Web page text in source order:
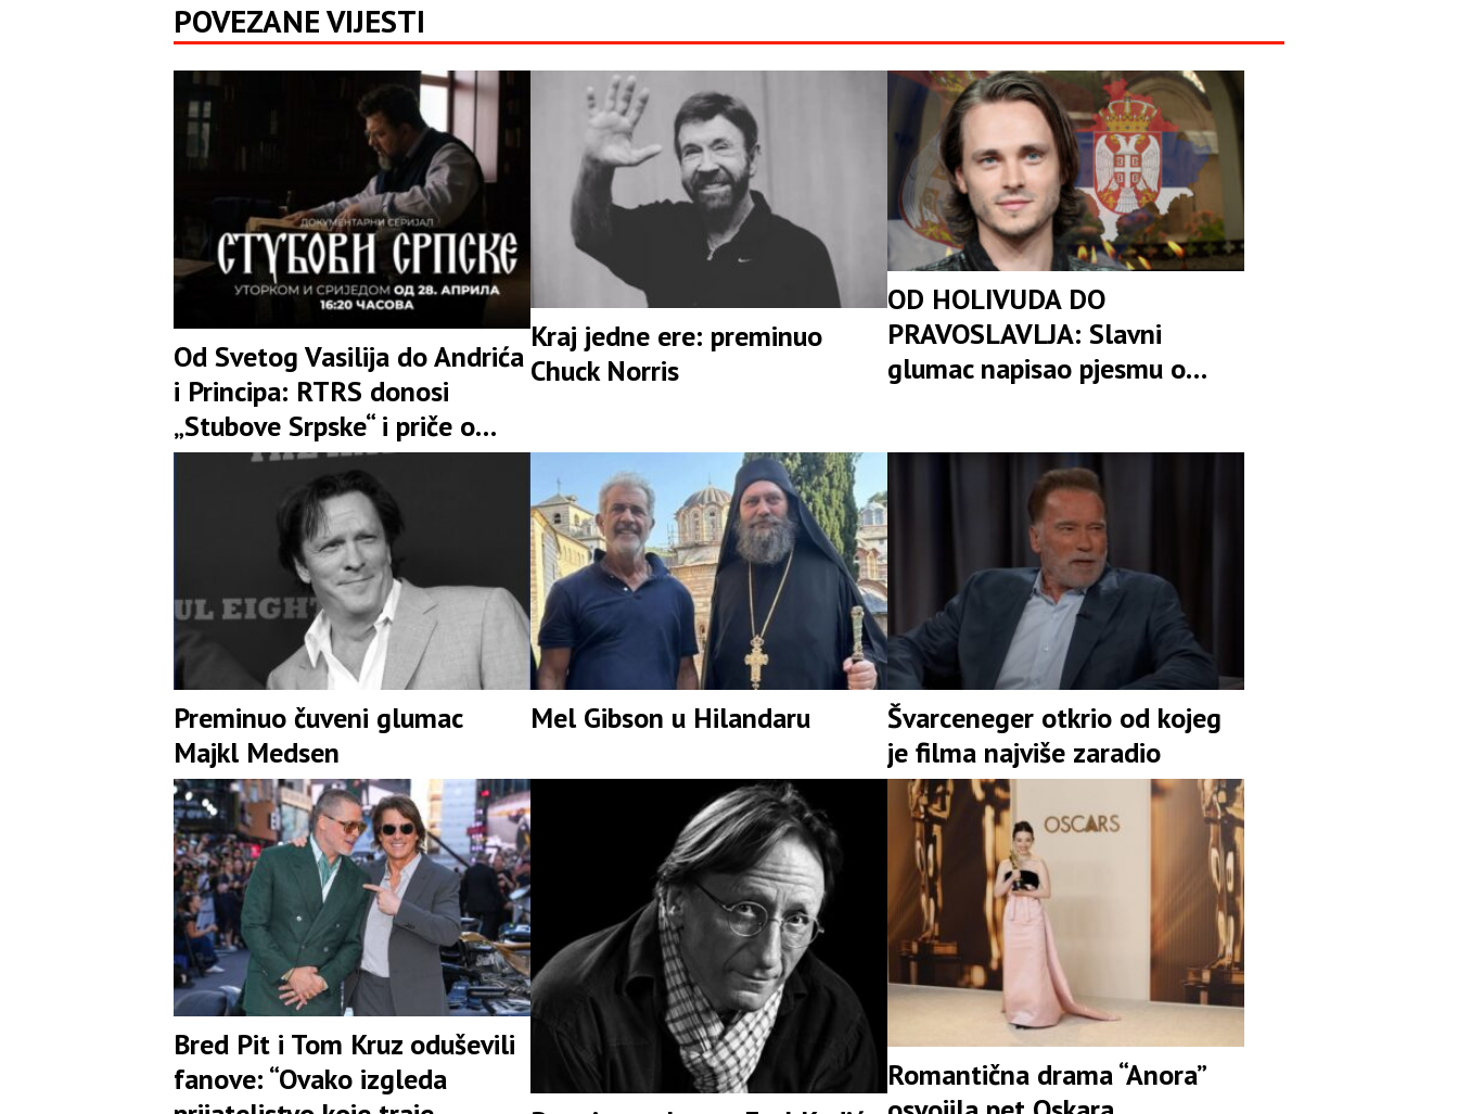
POVEZANE VIJESTI
Od Svetog Vasilija do Andrića
i Principa: RTRS donosi
„Stubove Srpske“ i priče o
srpskim velikanima
Kraj jedne ere: preminuo
Chuck Norris
OD HOLIVUDA DO
PRAVOSLAVLJA: Slavni
glumac napisao pjesmu o
Preminuo čuveni glumac
Majkl Medsen
Mel Gibson u Hilandaru
Švarceneger otkrio od kojeg
je filma najviše zaradio
Bred Pit i Tom Kruz oduševili
fanove: “Ovako izgleda
Romantična drama “Anora”